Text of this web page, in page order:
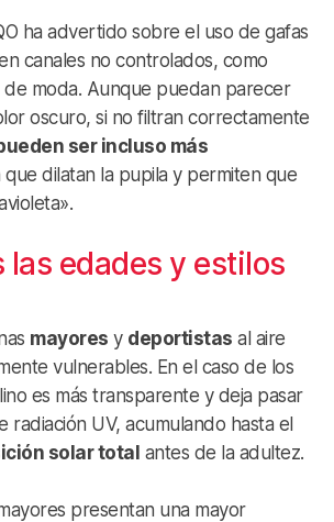
ha advertido sobre el uso de gafas
canales no controlados, como
de moda. Aunque puedan parecer
oscuro, si no filtran correctamente
ser incluso más
que dilatan la pupila y permiten que
las edades y estilos
mayores y deportistas al aire
vulnerables. En el caso de los
es más transparente y deja pasar
radiación UV, acumulando hasta el
solar total antes de la adultez.
presentan una mayor